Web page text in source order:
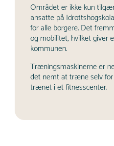
Området er ikke kun
ansatte på
for alle borgere. Det
og mobilitet, hvilket giver
kommunen.
Træningsmaskinerne er
det nemt at træne selv
trænet i et fitnesscenter.